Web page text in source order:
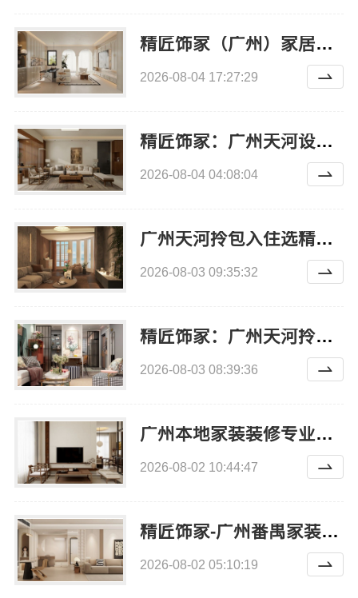
精匠饰家（广州）家居建材有限公司：全屋装修报价参考
2026-08-04 17:27:29
精匠饰家：广州天河设计团队拎包入住服务
2026-08-04 04:08:04
广州天河拎包入住选精匠饰家（广州）家居建材有限公司
2026-08-03 09:35:32
精匠饰家：广州天河拎包入住家装设计
2026-08-03 08:39:36
广州本地家装装修专业推荐精匠饰家毛坯房整装
2026-08-02 10:44:47
精匠饰家-广州番禺家装多少钱新房环保建材报价
2026-08-02 05:10:19